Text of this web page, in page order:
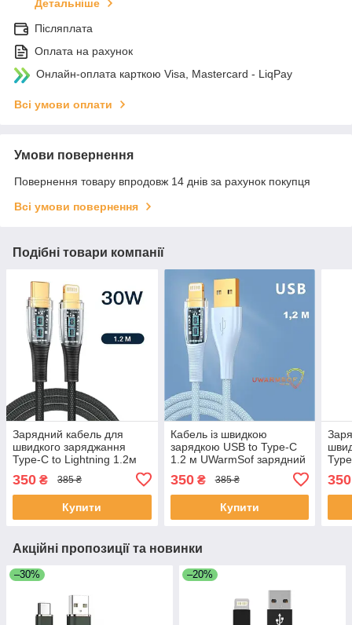
Детальніше
Післяплата
Оплата на рахунок
Онлайн-оплата карткою Visa, Mastercard - LiqPay
Всі умови оплати
Умови повернення
Повернення товару впродовж 14 днів за рахунок покупця
Всі умови повернення
Подібні товари компанії
Зарядний кабель для
швидкого заряджання
Type-C to Lightning 1.2м
заряджання телефону
провід тайпсі
350 ₴ 385 ₴
Купити
Кабель із швидкою
зарядкою USB to Type-C
1.2 м UWarmSof зарядний
провід тайп си 18 Вт
Блакитний
350₴ 385 ₴
Купити
350
Акційні пропозиції та новинки
–30% –20%